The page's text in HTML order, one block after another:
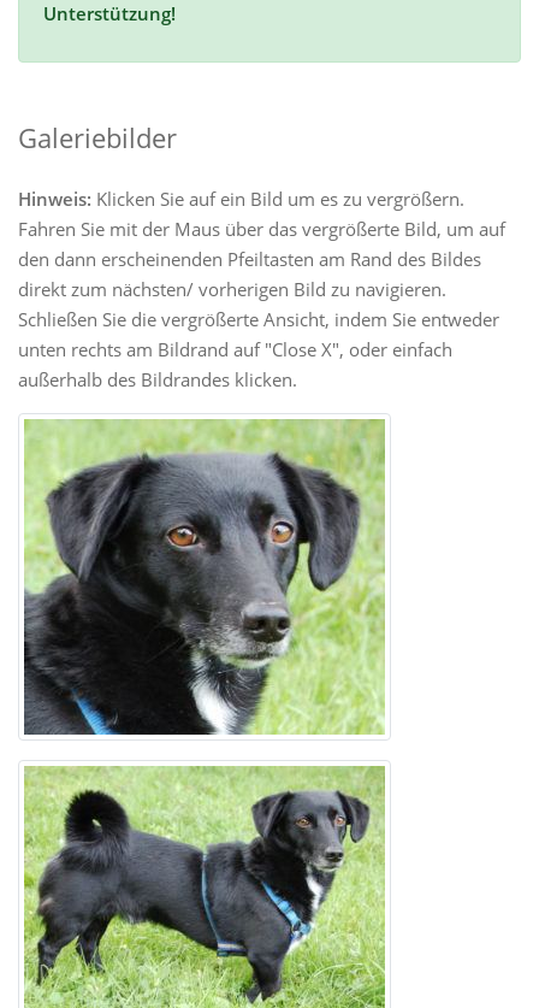
Unterstützung!
Galeriebilder
Hinweis: Klicken Sie auf ein Bild um es zu vergrößern.
Fahren Sie mit der Maus über das vergrößerte Bild, um auf
den dann erscheinenden Pfeiltasten am Rand des Bildes
direkt zum nächsten/ vorherigen Bild zu navigieren.
Schließen Sie die vergrößerte Ansicht, indem Sie entweder
unten rechts am Bildrand auf "Close X", oder einfach
außerhalb des Bildrandes klicken.